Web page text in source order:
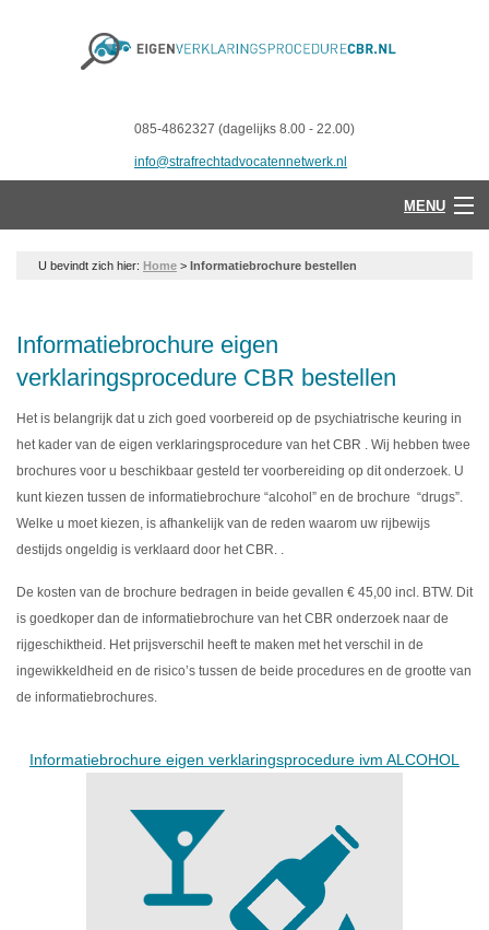
085-4862327 (dagelijks 8.00 - 22.00)
info@strafrechtadvocatennetwerk.nl
MENU
U bevindt zich hier: Home > Informatiebrochure bestellen
Informatiebrochure eigen
verklaringsprocedure CBR bestellen
Het is belangrijk dat u zich goed voorbereid op de psychiatrische keuring in
het kader van de eigen verklaringsprocedure van het CBR . Wij hebben twee
brochures voor u beschikbaar gesteld ter voorbereiding op dit onderzoek. U
kunt kiezen tussen de informatiebrochure “alcohol” en de brochure “drugs”.
Welke u moet kiezen, is afhankelijk van de reden waarom uw rijbewijs
destijds ongeldig is verklaard door het CBR. .
De kosten van de brochure bedragen in beide gevallen € 45,00 incl. BTW. Dit
is goedkoper dan de informatiebrochure van het CBR onderzoek naar de
rijgeschiktheid. Het prijsverschil heeft te maken met het verschil in de
ingewikkeldheid en de risico’s tussen de beide procedures en de grootte van
de informatiebrochures.
Informatiebrochure eigen verklaringsprocedure ivm ALCOHOL